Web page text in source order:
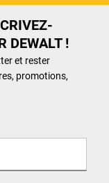
DEWALT !
et rester
promotions,